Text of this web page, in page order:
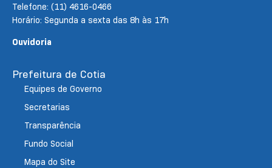
Telefone: (11) 4616-0466
Horário: Segunda a sexta das 8h às 17h
Ouvidoria
Prefeitura de Cotia
Equipes de Governo
Secretarias
Transparência
Fundo Social
Mapa do Site